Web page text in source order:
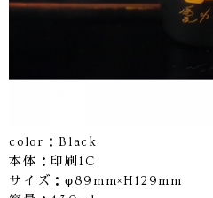
color：Black
本体：印刷1C
サイズ：φ89mm×H129mm